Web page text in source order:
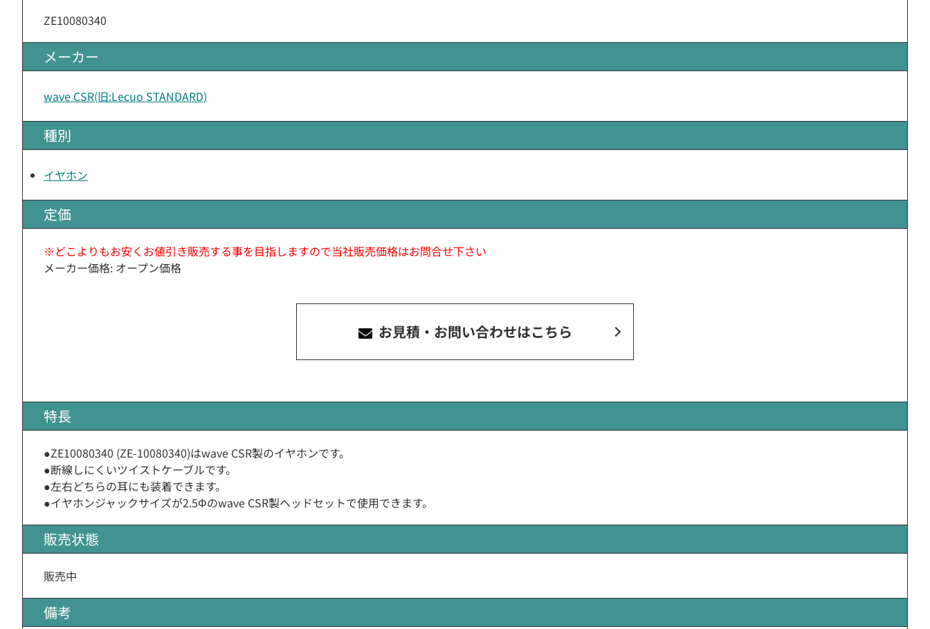
ZE10080340
メーカー
wave CSR(旧:Lecuo STANDARD)
種別
イヤホン
定価
※どこよりもお安くお値引き販売する事を目指しますので当社販売価格はお問合せ下さい
メーカー価格: オープン価格
お見積・お問い合わせはこちら
特長
●ZE10080340 (ZE-10080340)はwave CSR製のイヤホンです。
●断線しにくいツイストケーブルです。
●左右どちらの耳にも装着できます。
●イヤホンジャックサイズが2.5Φのwave CSR製ヘッドセットで使用できます。
販売状態
販売中
備考